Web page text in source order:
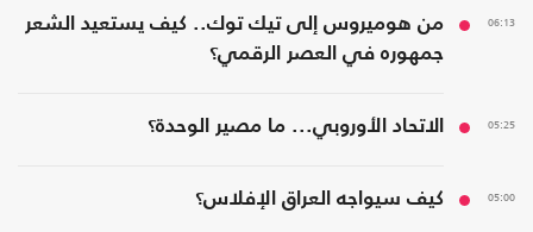
06:13
من هوميروس إلى تيك توك.. كيف يستعيد الشعر
جمهوره في العصر الرقمي؟
05:25 الاتحاد الأوروبي... ما مصير الوحدة؟
05:00 كيف سيواجه العراق الإفلاس؟